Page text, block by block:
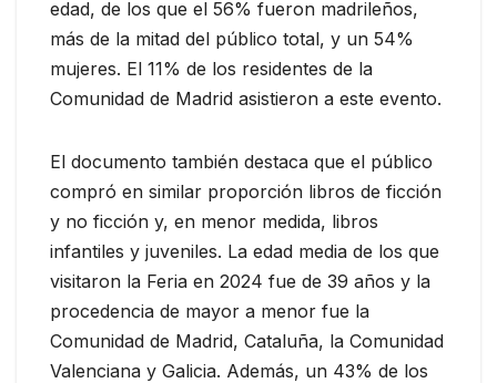
edad, de los que el 56% fueron madrileños,
más de la mitad del público total, y un 54%
mujeres. El 11% de los residentes de la
Comunidad de Madrid asistieron a este evento.
El documento también destaca que el público
compró en similar proporción libros de ficción
y no ficción y, en menor medida, libros
infantiles y juveniles. La edad media de los que
visitaron la Feria en 2024 fue de 39 años y la
procedencia de mayor a menor fue la
Comunidad de Madrid, Cataluña, la Comunidad
Valenciana y Galicia. Además, un 43% de los